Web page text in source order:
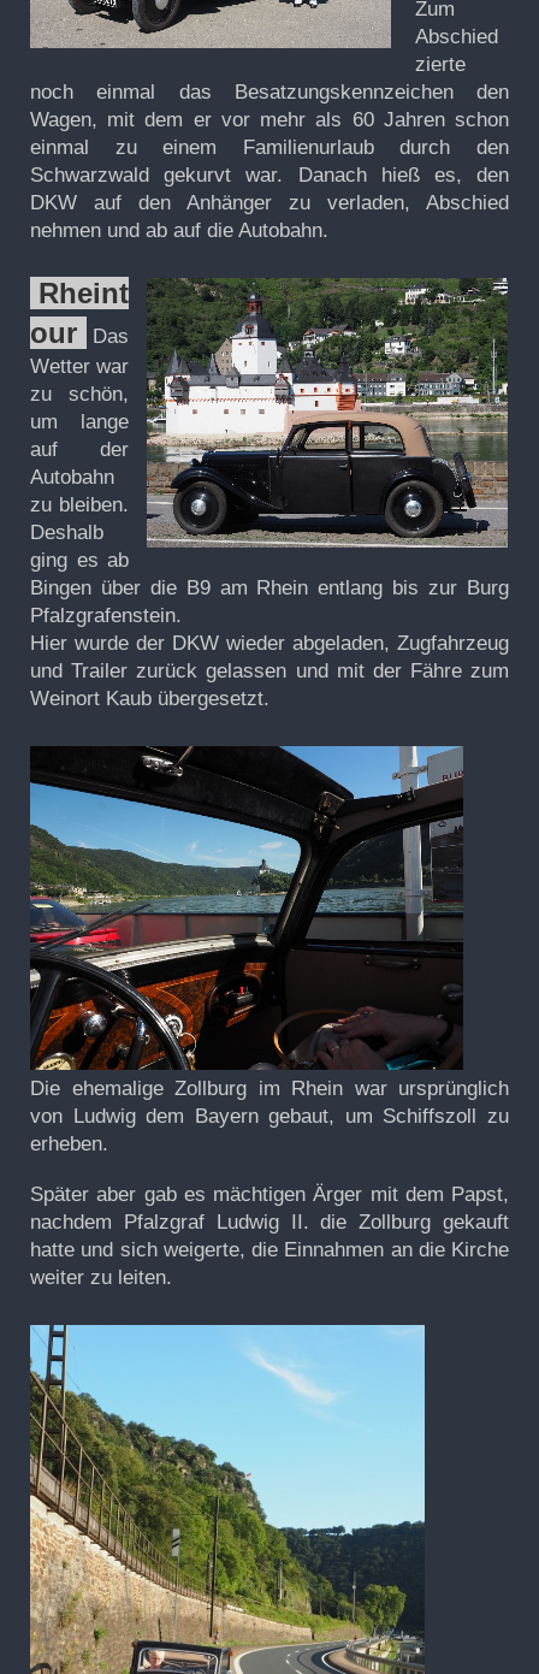
Zum
Abschied
zierte
noch einmal das Besatzungskennzeichen den
Wagen, mit dem er vor mehr als 60 Jahren schon
einmal zu einem Familienurlaub durch den
Schwarzwald gekurvt war. Danach hieß es, den
DKW auf den Anhänger zu verladen, Abschied
nehmen und ab auf die Autobahn.
Rheint
our
Das
Wetter war
zu schön,
um lange
auf der
Autobahn
zu bleiben.
Deshalb
ging es ab
Bingen über die B9 am Rhein entlang bis zur Burg
Pfalzgrafenstein.
Hier wurde der DKW wieder abgeladen, Zugfahrzeug
und Trailer zurück gelassen und mit der Fähre zum
Weinort Kaub übergesetzt.
Die ehemalige Zollburg im Rhein war ursprünglich
von Ludwig dem Bayern gebaut, um Schiffszoll zu
erheben.
Später aber gab es mächtigen Ärger mit dem Papst,
nachdem Pfalzgraf Ludwig II. die Zollburg gekauft
hatte und sich weigerte, die Einnahmen an die Kirche
weiter zu leiten.